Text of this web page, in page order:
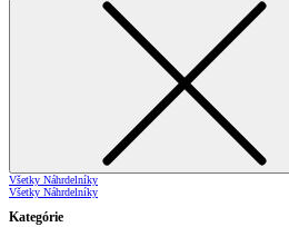
Všetky Náhrdelníky
Všetky Náhrdelníky
Kategórie